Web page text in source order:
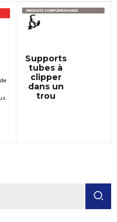
Supports
tubes à
clipper
dans un
trou